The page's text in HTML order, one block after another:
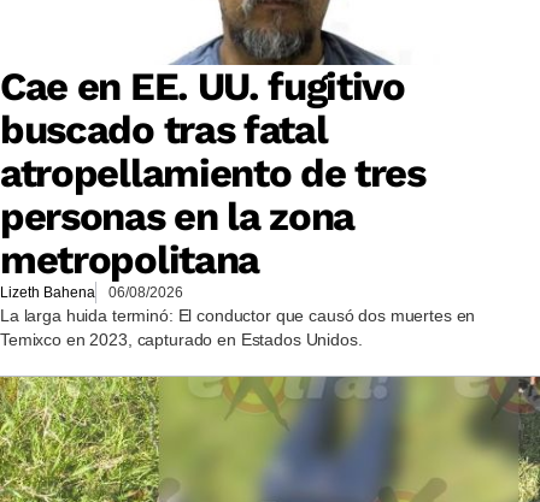
Cae en EE. UU. fugitivo
buscado tras fatal
atropellamiento de tres
personas en la zona
metropolitana
Lizeth Bahena 06/08/2026
La larga huida terminó: El conductor que causó dos muertes en
Temixco en 2023, capturado en Estados Unidos.